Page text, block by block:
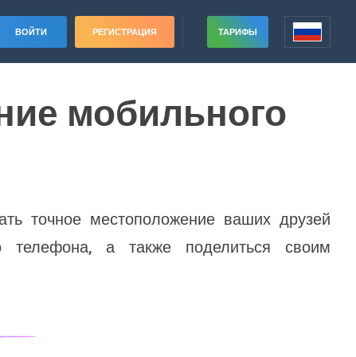
ВОЙТИ РЕГИСТРАЦИЯ ТАРИФЫ
мобильного
точное местоположение ваших друзей
телефона, а также поделиться своим